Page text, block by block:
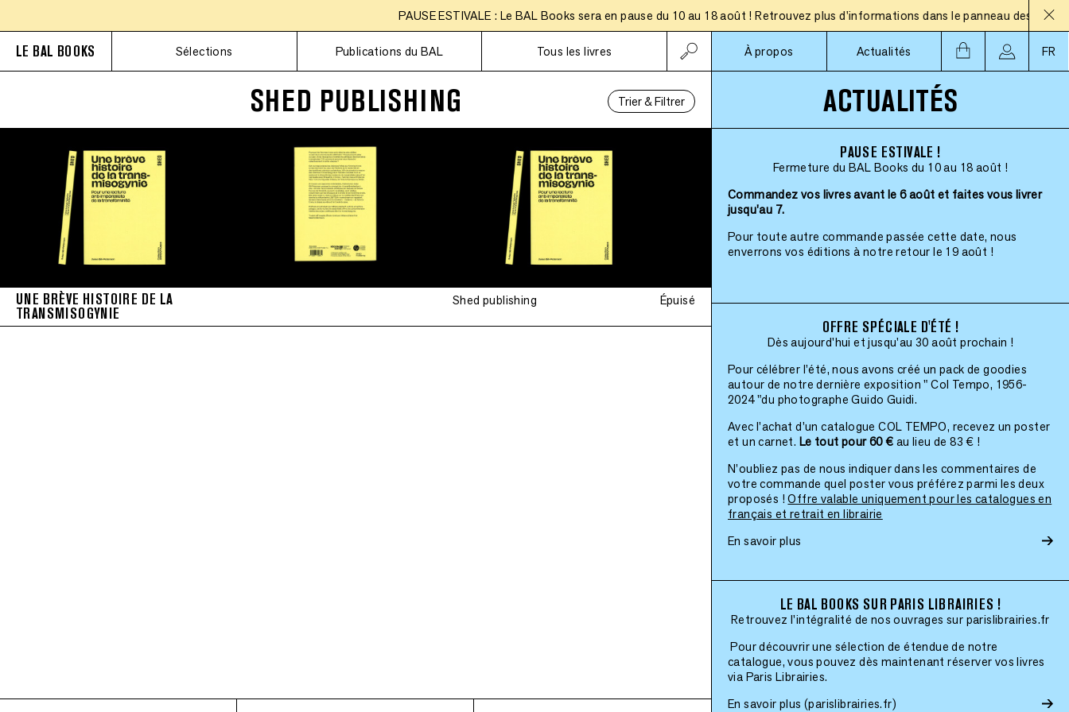
PAUSE ESTIVALE : Le BAL Books sera en pause du 10 au 18 août ! Retrouvez plus d'informations dans le panneau des
LE BAL BOOKS Sélections Publications du BAL Tous les livres
Abonnements
À propos
Actualités FR
SHED PUBLISHING Trier & Filtrer
UNE BRÈVE HISTOIRE DE LA
TRANSMISOGYNIE
Shed publishing Épuisé
ACTUALITÉS
PAUSE ESTIVALE !
Fermeture du BAL Books du 10 au 18 août !
Commandez vos livres avant le 6 août et faites vous livrer
jusqu'au 7.
Pour toute autre commande passée cette date, nous
enverrons vos éditions à notre retour le 19 août !
OFFRE SPÉCIALE D'ÉTÉ !
Dès aujourd'hui et jusqu'au 30 août prochain !
Pour célébrer l’été, nous avons créé un pack de goodies
autour de notre dernière exposition " Col Tempo, 1956-
2024 "du photographe Guido Guidi.
Avec l’achat d’un catalogue COL TEMPO, recevez un poster
et un carnet. Le tout pour 60 € au lieu de 83 € !
N’oubliez pas de nous indiquer dans les commentaires de
votre commande quel poster vous préférez parmi les deux
proposés !Offre valable uniquement pour les catalogues en
français et retrait en librairie
En savoir plus
LE BAL BOOKS SUR PARIS LIBRAIRIES !
Retrouvez l'intégralité de nos ouvrages sur parislibrairies.fr
Pour découvrir une sélection de étendue de notre
catalogue, vous pouvez dès maintenant réserver vos livres
via Paris Librairies.
En savoir plus (parislibrairies.fr)